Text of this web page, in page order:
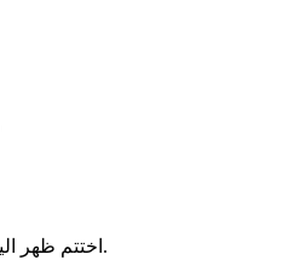
اختتم ظهر اليوم الأربعاء بمباني مركز تكوين العلماء، برنامج الدورات التدريبية لشهر إبريل الذي نظمه مركز تكوين العلماء.